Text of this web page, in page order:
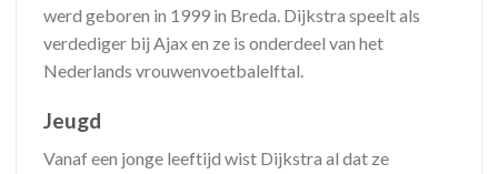
werd geboren in 1999 in Breda. Dijkstra speelt als
verdediger bij Ajax en ze is onderdeel van het
Nederlands vrouwenvoetbalelftal.
Jeugd
Vanaf een jonge leeftijd wist Dijkstra al dat ze